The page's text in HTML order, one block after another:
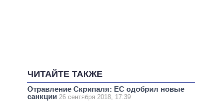
ЧИТАЙТЕ ТАКЖЕ
Отравление Скрипаля: ЕС одобрил новые
санкции 26 сентября 2018, 17:39